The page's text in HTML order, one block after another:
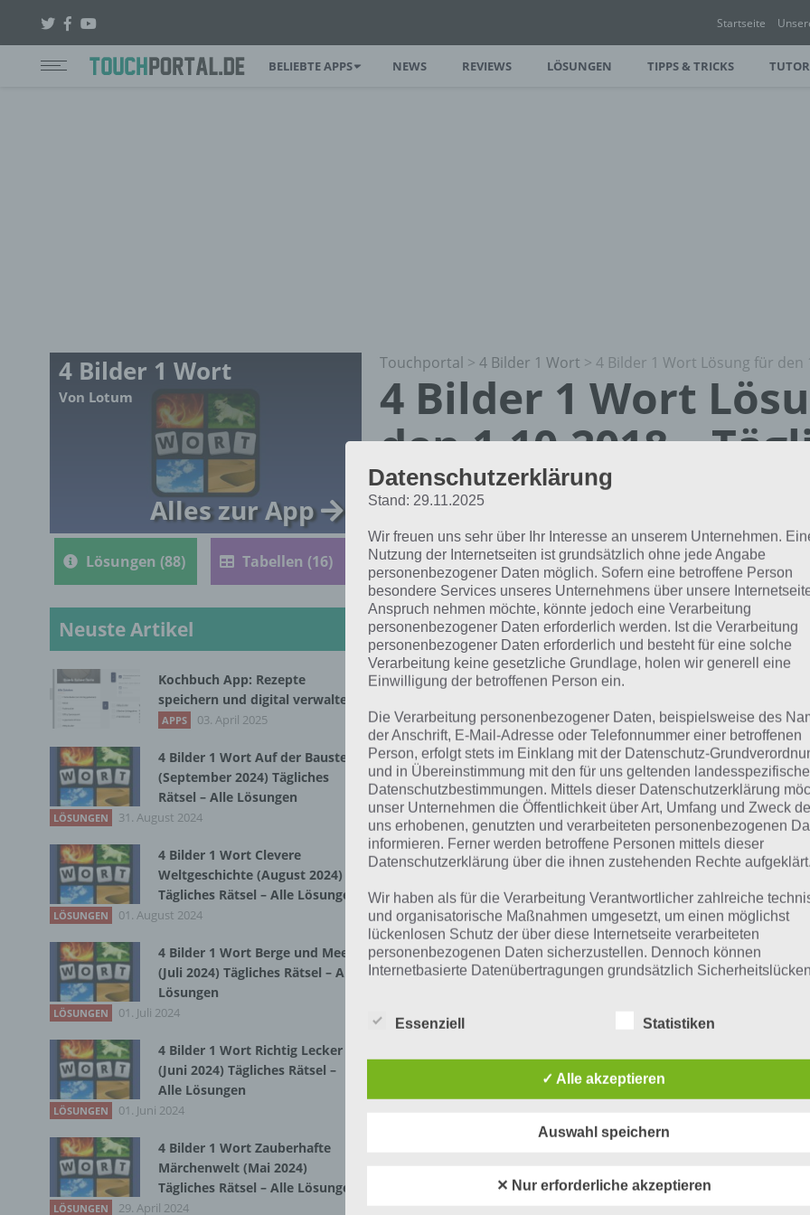
Startseite
BELIEBTE APPS NEWS REVIEWS LÖSUNGEN TIPPS & TRICKS
Touchportal > 4 Bilder 1 Wort > 4 Bilder 1 Wort Lösung für den
4 Bilder 1 Wort
den 1.10.2018 –
Rätsel
Paul Stelzer
30.09.2018
App Empfehlung: IQ Test App
Mit zahlreichen Aufgaben zum Knobeln und Üben
JETZT KOSTENLOS HERUNTERLADEN
Nachfolgend die Lösung für das tägliche Rätsel zu
Bilder 1 Wort vom 1.10.2018. Wenn du dort aktuell
dich:
KÜRBIS
Zur Übersicht der4 Bilder 1 Wort Lösungen zu Halloween
Kurze Begriffserklärung
4 Bilder 1 Wort
Von Lotum
Alles zur App
Lösungen (88) Tabellen (16)
Neuste Artikel
Kochbuch App: Rezepte
speichern und digital verwalten
APPS 03. April 2025
4 Bilder 1 Wort Auf der Baustelle
(September 2024) Tägliches
Rätsel – Alle Lösungen
LÖSUNGEN 31. August 2024
4 Bilder 1 Wort Clevere
Weltgeschichte (August 2024)
Tägliches Rätsel – Alle Lösungen
LÖSUNGEN 01. August 2024
4 Bilder 1 Wort Berge und Meer
(Juli 2024) Tägliches Rätsel – Alle
Lösungen
LÖSUNGEN 01. Juli 2024
4 Bilder 1 Wort Richtig Lecker
(Juni 2024) Tägliches Rätsel –
Alle Lösungen
LÖSUNGEN 01. Juni 2024
4 Bilder 1 Wort Zauberhafte
Märchenwelt (Mai 2024)
Tägliches Rätsel – Alle Lösungen
LÖSUNGEN 29. April 2024
Datenschutzerklärung
Stand: 29.11.2025
Wir freuen uns sehr über Ihr Interesse an unserem Unternehmen.
Nutzung der Internetseiten ist grundsätzlich ohne jede Angabe
personenbezogener Daten möglich. Sofern eine betroffene Person
besondere Services unseres Unternehmens über unsere
Anspruch nehmen möchte, könnte jedoch eine Verarbeitung
personenbezogener Daten erforderlich werden. Ist die Verarbeitung
personenbezogener Daten erforderlich und besteht für eine solche
Verarbeitung keine gesetzliche Grundlage, holen wir generell eine
Einwilligung der betroffenen Person ein.
Die Verarbeitung personenbezogener Daten, beispielsweise des
der Anschrift, E-Mail-Adresse oder Telefonnummer einer betroffenen
Person, erfolgt stets im Einklang mit der Datenschutz-
und in Übereinstimmung mit den für uns geltenden
Datenschutzbestimmungen. Mittels dieser Datenschutzerklärung
unser Unternehmen die Öffentlichkeit über Art, Umfang und Zweck
uns erhobenen, genutzten und verarbeiteten personenbezogenen
informieren. Ferner werden betroffene Personen mittels dieser
Datenschutzerklärung über die ihnen zustehenden Rechte aufgeklärt.
Wir haben als für die Verarbeitung Verantwortlicher zahlreiche
und organisatorische Maßnahmen umgesetzt, um einen möglichst
lückenlosen Schutz der über diese Internetseite verarbeiteten
personenbezogenen Daten sicherzustellen. Dennoch können
Internetbasierte Datenübertragungen grundsätzlich Sicherheitslücken
personenbezogene Daten auch auf alternativen Wegen,
Datenschutz-Grundverordnung (DS-GVO) verwendet wurden. Unsere
Essenziell Statistiken
✓ Alle akzeptieren
Auswahl speichern
✕ Nur erforderliche akzeptieren